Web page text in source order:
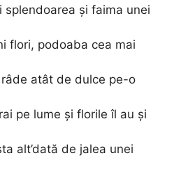
splendoarea și faima unei
flori, podoaba cea mai
atât de dulce pe-o
pe lume și florile îl au și
alt’dată de jalea unei